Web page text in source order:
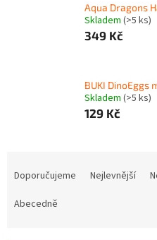
Aqua Dragons
Skladem (>5 ks)
349 Kč
BUKI DinoEggs
Skladem (>5 ks)
129 Kč
Doporučujeme Nejlevnější
Abecedně